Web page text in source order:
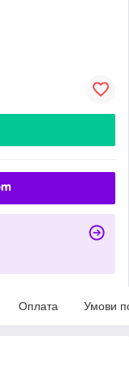
Оплата Умови